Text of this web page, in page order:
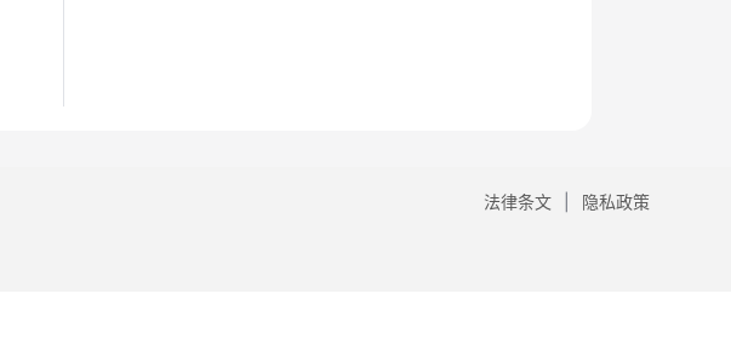
法律条文 隐私政策